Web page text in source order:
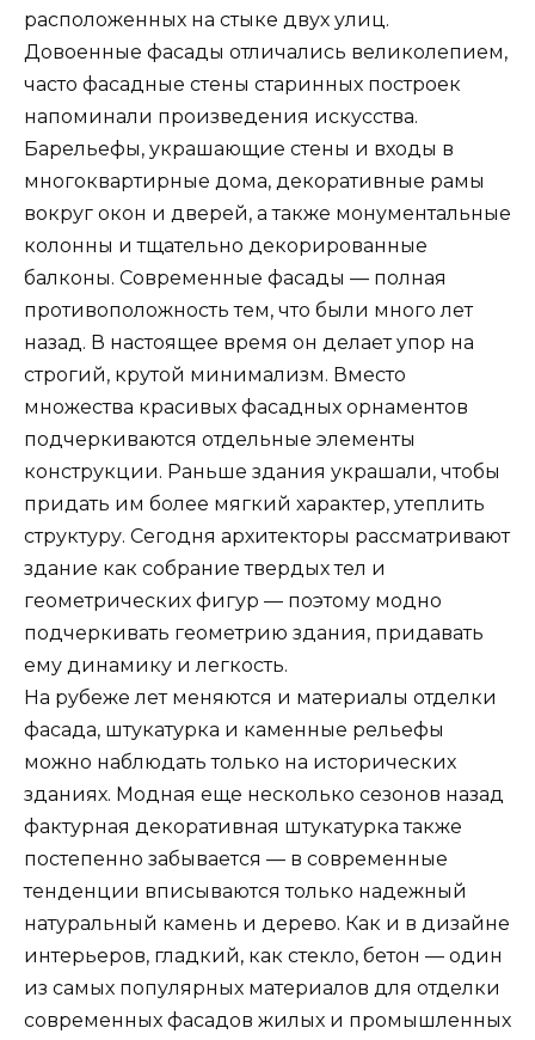
расположенных на стыке двух улиц.
Довоенные фасады отличались великолепием,
часто фасадные стены старинных построек
напоминали произведения искусства.
Барельефы, украшающие стены и входы в
многоквартирные дома, декоративные рамы
вокруг окон и дверей, а также монументальные
колонны и тщательно декорированные
балконы. Современные фасады — полная
противоположность тем, что были много лет
назад. В настоящее время он делает упор на
строгий, крутой минимализм. Вместо
множества красивых фасадных орнаментов
подчеркиваются отдельные элементы
конструкции. Раньше здания украшали, чтобы
придать им более мягкий характер, утеплить
структуру. Сегодня архитекторы рассматривают
здание как собрание твердых тел и
геометрических фигур — поэтому модно
подчеркивать геометрию здания, придавать
ему динамику и легкость.
На рубеже лет меняются и материалы отделки
фасада, штукатурка и каменные рельефы
можно наблюдать только на исторических
зданиях. Модная еще несколько сезонов назад
фактурная декоративная штукатурка также
постепенно забывается — в современные
тенденции вписываются только надежный
натуральный камень и дерево. Как и в дизайне
интерьеров, гладкий, как стекло, бетон — один
из самых популярных материалов для отделки
современных фасадов жилых и промышленных